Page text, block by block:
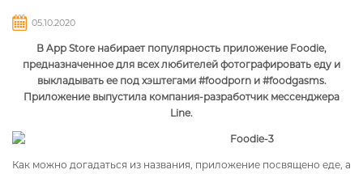
Гаджеты
Платный сервис Apple
05.10.2020
В App Store набирает популярность приложение Foodie,
предназначенное для всех любителей фотографировать еду и
выкладывать ее под хэштегами #foodporn и #foodgasms.
Приложение выпустила компания-разработчик мессенджера
Line.
Как можно догадаться из названия, приложение посвящено еде, а